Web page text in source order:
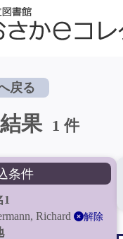
戻る
果 1 件
条件
1
Richard
解除